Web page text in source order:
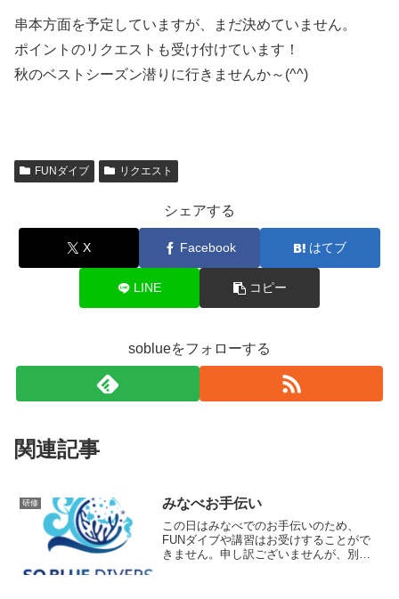
串本方面を予定していますが、まだ決めていません。
ポイントのリクエストも受け付けています！
秋のベストシーズン潜りに行きませんか～(^^)
FUNダイブ リクエスト
シェアする
X Facebook はてブ
LINE コピー
soblueをフォローする
関連記事
研修 みなべお手伝い
この日はみなべでのお手伝いのため、
FUNダイブや講習はお受けすることがで
きません。申し訳ございませんが、別日